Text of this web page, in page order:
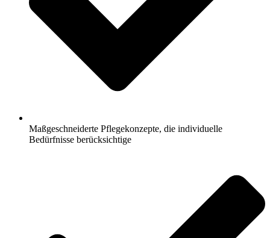
Maßgeschneiderte Pflegekonzepte, die individuelle
Bedürfnisse berücksichtige